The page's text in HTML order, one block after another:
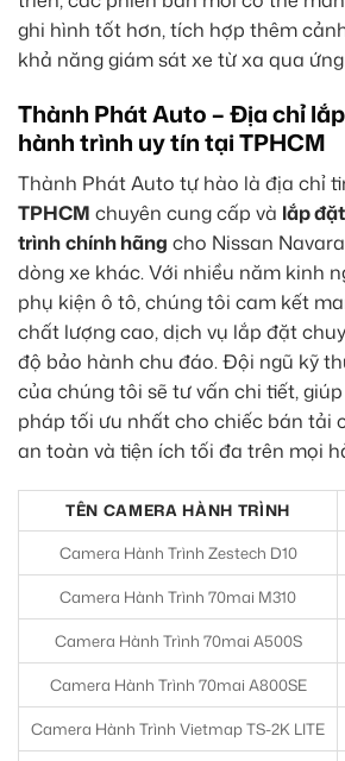
ghi hình tốt hơn, tích hợp thêm
khả năng giám sát xe từ xa qua
Thành Phát Auto – Địa chỉ
hành trình uy tín tại TPHCM
Thành Phát Auto tự hào là địa chỉ
TPHCM chuyên cung cấp và lắp
trìnhchính hãng cho Nissan
dòng xe khác. Với nhiều năm kinh
phụ kiện ô tô, chúng tôi cam kết
chất lượng cao, dịch vụ lắp đặt
độ bảo hành chu đáo. Đội ngũ kỹ
của chúng tôi sẽ tư vấn chi tiết,
pháp tối ưu nhất cho chiếc bán tải
an toàn và tiện ích tối đa trên mọi
TÊN CAMERA HÀNH TRÌNH
Camera Hành Trình Zestech D10
Camera Hành Trình 70mai M310
Camera Hành Trình 70mai A500S
Camera Hành Trình 70mai A800SE
Camera Hành Trình Vietmap TS-2K LITE